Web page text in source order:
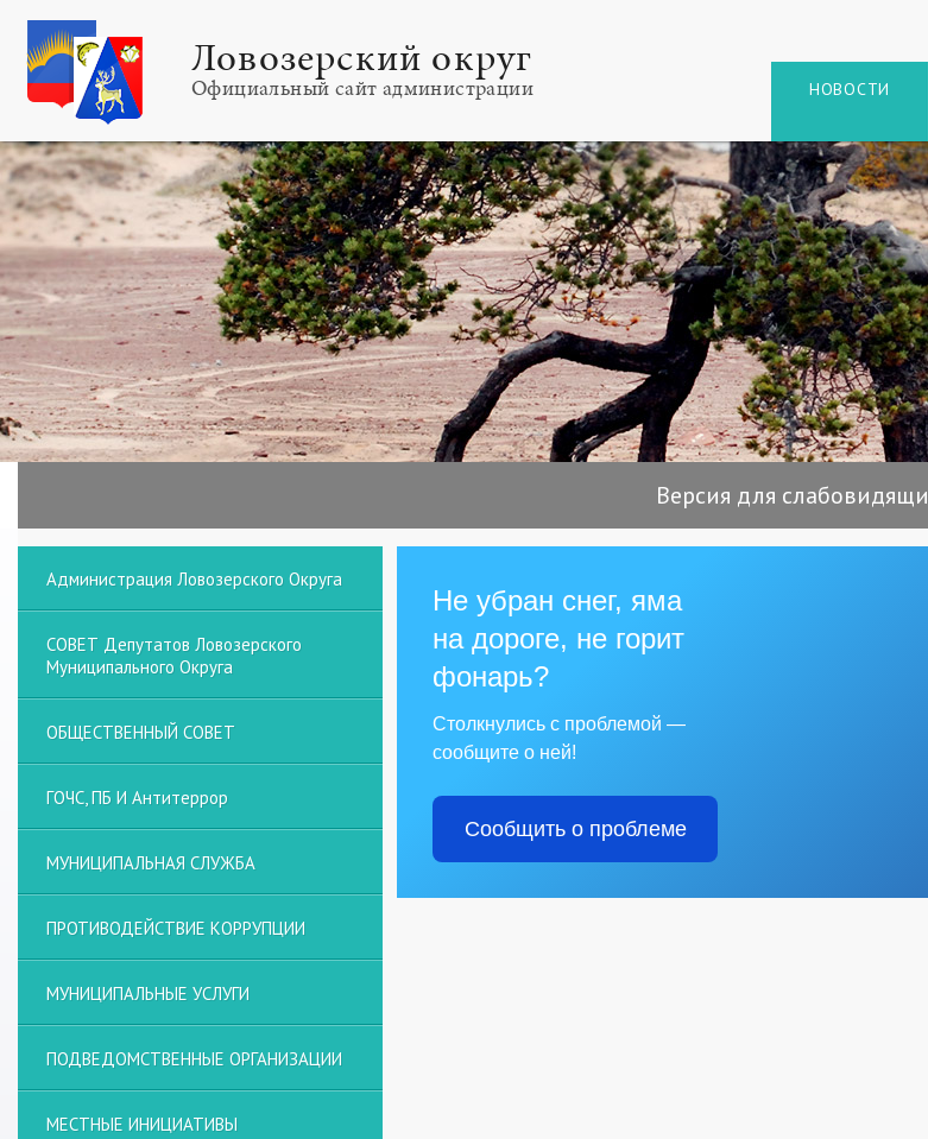
Ловозерский округ
Официальный сайт администрации НОВОСТИ
Версия для
Не убран снег, яма
на дороге, не горит
фонарь?
Столкнулись с проблемой —
сообщите о ней!
Сообщить о проблеме
Администрация Ловозерского Округа
СОВЕТ Депутатов Ловозерского
Муниципального Округа
ОБЩЕСТВЕННЫЙ СОВЕТ
ГОЧС, ПБ И Антитеррор
МУНИЦИПАЛЬНАЯ СЛУЖБА
ПРОТИВОДЕЙСТВИЕ КОРРУПЦИИ
МУНИЦИПАЛЬНЫЕ УСЛУГИ
ПОДВЕДОМСТВЕННЫЕ ОРГАНИЗАЦИИ
МЕСТНЫЕ ИНИЦИАТИВЫ